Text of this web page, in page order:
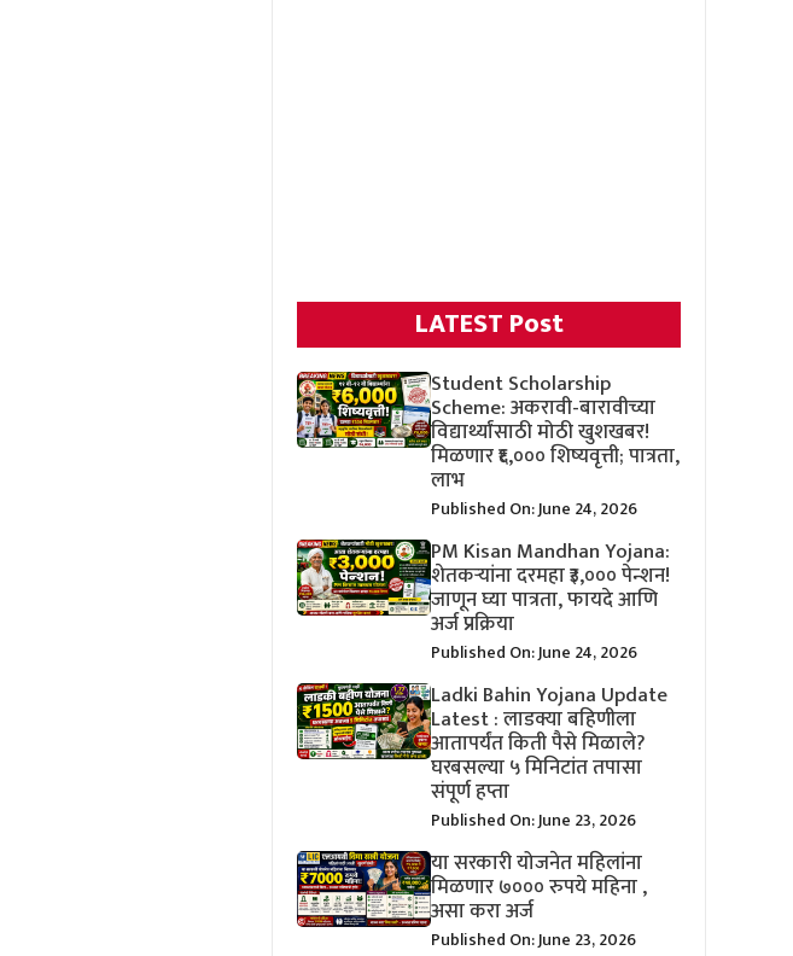
LATEST Post
Student Scholarship
Scheme: अकरावी-बारावीच्या
विद्यार्थ्यांसाठी मोठी खुशखबर!
मिळणार ₹६,००० शिष्यवृत्ती; पात्रता,
लाभ
Published On: June 24, 2026
PM Kisan Mandhan Yojana:
शेतकऱ्यांना दरमहा ₹३,००० पेन्शन!
जाणून घ्या पात्रता, फायदे आणि
अर्ज प्रक्रिया
Published On: June 24, 2026
Ladki Bahin Yojana Update
Latest : लाडक्या बहिणीला
आतापर्यंत किती पैसे मिळाले?
घरबसल्या ५ मिनिटांत तपासा
संपूर्ण हप्ता
Published On: June 23, 2026
या सरकारी योजनेत महिलांना
मिळणार ७००० रुपये महिना ,
असा करा अर्ज
Published On: June 23, 2026